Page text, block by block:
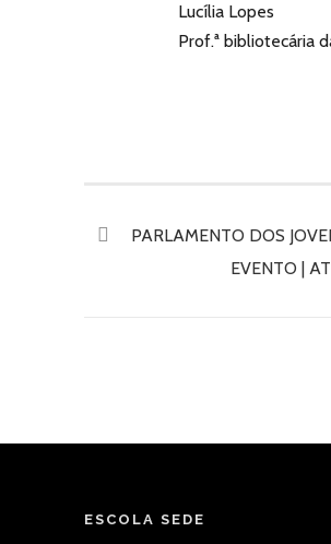
Lucília Lopes
Prof.ª bibliotecária
PARLAMENTO DOS
EVENTO |
ESCOLA SEDE